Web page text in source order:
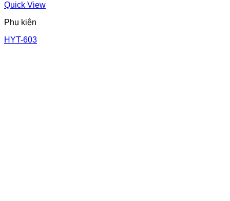
Quick View
Phụ kiện
HYT-603